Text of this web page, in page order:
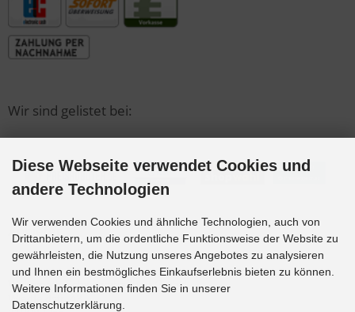
Wir sind gelistet bei:
Anbieter
Woltemath Schwimmbadbau GmbH
Wiedfeldstr. 43
Diese Webseite verwendet Cookies und
andere Technologien
Wir verwenden Cookies und ähnliche Technologien, auch von
Drittanbietern, um die ordentliche Funktionsweise der Website zu
gewährleisten, die Nutzung unseres Angebotes zu analysieren
und Ihnen ein bestmögliches Einkaufserlebnis bieten zu können.
Weitere Informationen finden Sie in unserer
Datenschutzerklärung.